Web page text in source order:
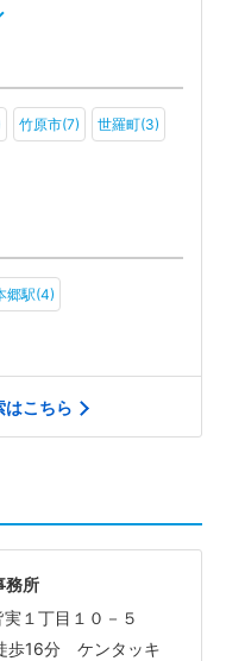
竹原市(7) 世羅町(3)
郷駅(4)
はこちら
務所
１丁目１０－５
歩16分 ケンタッキ